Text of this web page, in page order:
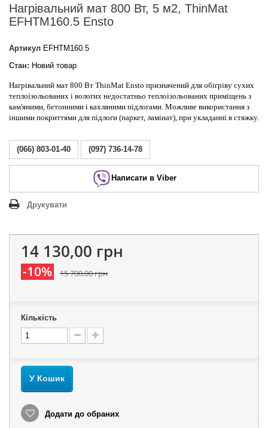
Нагрівальний мат 800 Вт, 5 м2, ThinMat
EFHTM160.5 Ensto
Артикул EFHTM160.5
Стан: Новий товар
Нагрівальний мат 800 Вт ThinMat Ensto призначений для обігріву сухих
теплоізольованих і вологих недостатньо теплоізольованих приміщень з
кам'яними, бетонними і кахляними підлогами. Можливе використання з
іншими покриттями для підлоги (паркет, ламінат), при укладанні в стяжку.
(066) 803-01-40 (097) 736-14-78
Написати в Viber
Друкувати
14 130,00 грн
-10% 15 700,00 грн
Кількість
У Кошик
Додати до обраних